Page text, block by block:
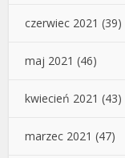
czerwiec 2021 (39)
maj 2021 (46)
kwiecień 2021 (43)
marzec 2021 (47)